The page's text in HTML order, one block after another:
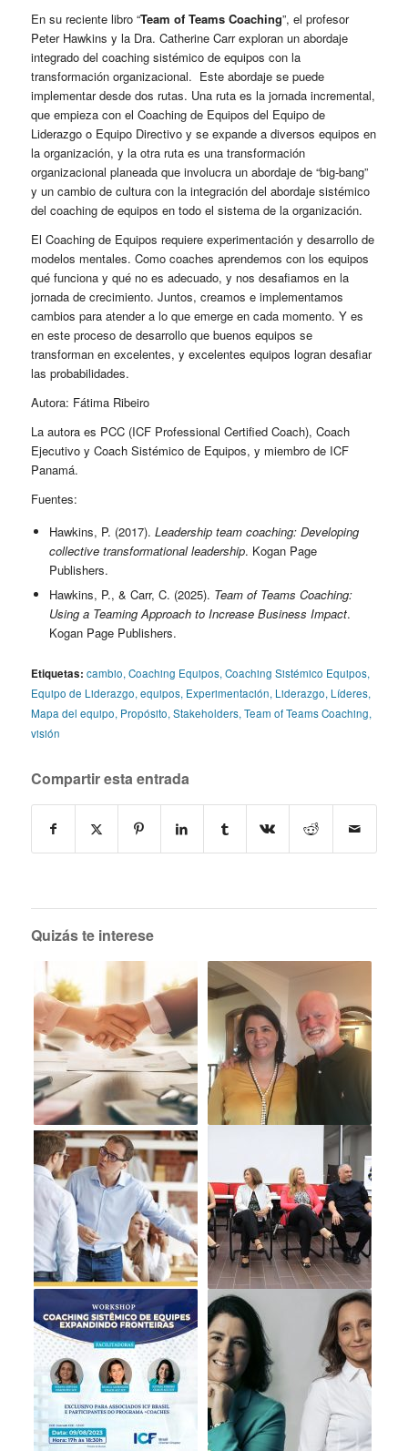
En su reciente libro “Team of Teams Coaching”, el profesor
Peter Hawkins y la Dra. Catherine Carr exploran un abordaje
integrado del coaching sistémico de equipos con la
transformación organizacional. Este abordaje se puede
implementar desde dos rutas. Una ruta es la jornada incremental,
que empieza con el Coaching de Equipos del Equipo de
Liderazgo o Equipo Directivo y se expande a diversos equipos en
la organización, y la otra ruta es una transformación
organizacional planeada que involucra un abordaje de “big-bang”
y un cambio de cultura con la integración del abordaje sistémico
del coaching de equipos en todo el sistema de la organización.
El Coaching de Equipos requiere experimentación y desarrollo de
modelos mentales. Como coaches aprendemos con los equipos
qué funciona y qué no es adecuado, y nos desafiamos en la
jornada de crecimiento. Juntos, creamos e implementamos
cambios para atender a lo que emerge en cada momento. Y es
en este proceso de desarrollo que buenos equipos se
transforman en excelentes, y excelentes equipos logran desafiar
las probabilidades.
Autora: Fátima Ribeiro
La autora es PCC (ICF Professional Certified Coach), Coach
Ejecutivo y Coach Sistémico de Equipos, y miembro de ICF
Panamá.
Fuentes:
Hawkins, P. (2017). Leadership team coaching: Developing
collective transformational leadership. Kogan Page
Publishers.
Hawkins, P., & Carr, C. (2025). Team of Teams Coaching:
Using a Teaming Approach to Increase Business Impact.
Kogan Page Publishers.
Etiquetas: cambio, Coaching Equipos, Coaching Sistémico Equipos,
Equipo de Liderazgo, equipos, Experimentación, Liderazgo, Líderes,
Mapa del equipo, Propósito, Stakeholders, Team of Teams Coaching,
visión
Compartir esta entrada
Quizás te interese